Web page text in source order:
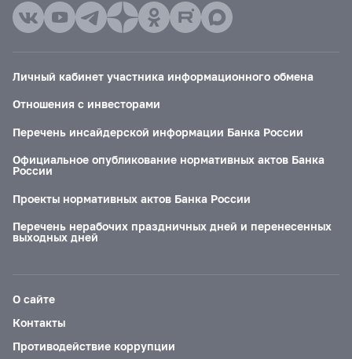
Личный кабинет участника информационного обмена
Отношения с инвесторами
Перечень инсайдерской информации Банка России
Официальное опубликование нормативных актов Банка
России
Проекты нормативных актов Банка России
Перечень нерабочих праздничных дней и перенесенных
выходных дней
О сайте
Контакты
Противодействие коррупции